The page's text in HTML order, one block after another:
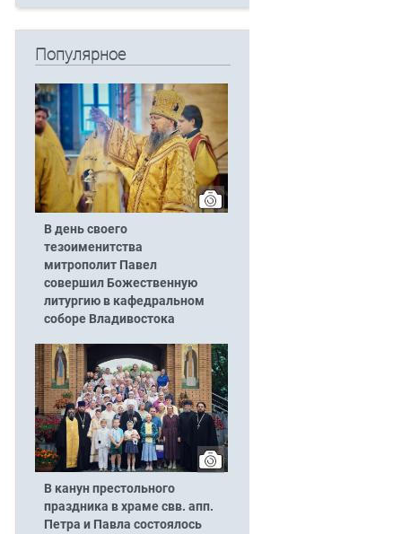
Популярное
В день своего
тезоименитства
митрополит Павел
совершил Божественную
литургию в кафедральном
соборе Владивостока
В канун престольного
праздника в храме свв. апп.
Петра и Павла состоялось